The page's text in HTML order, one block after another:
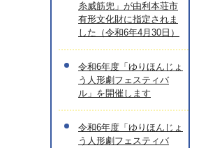
糸威筋兜」が由利本荘市
有形文化財に指定されま
した（令和6年4月30日）
令和6年度「ゆりほんじょ
う人形劇フェスティバ
ル」を開催します
令和6年度「ゆりほんじょ
う人形劇フェスティバ